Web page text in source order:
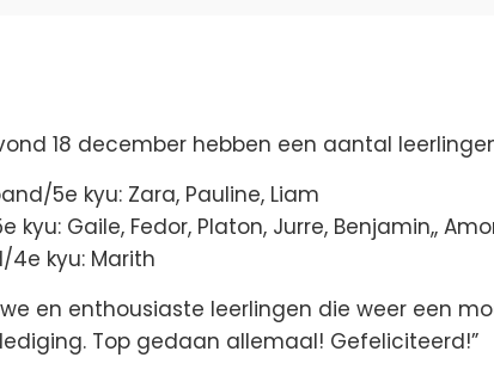
18 december hebben een aantal
5e kyu: Zara, Pauline, Liam
kyu: Gaile, Fedor, Platon, Jurre, Benjamin,,
kyu: Marith
en enthousiaste leerlingen die weer een
Top gedaan allemaal! Gefeliciteerd!”